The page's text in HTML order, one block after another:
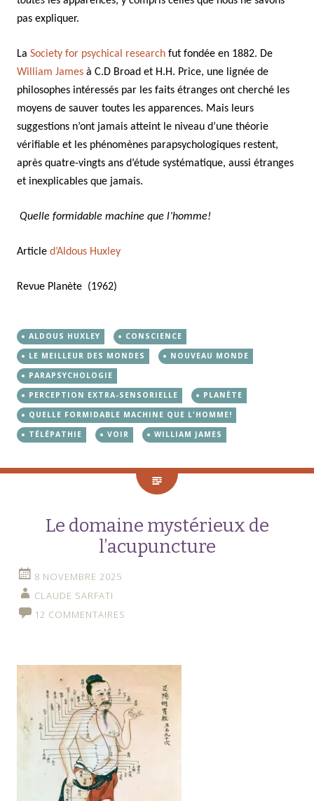
pas expliquer.
La Society for psychical research fut fondée en 1882. De
William James à C.D Broad et H.H. Price, une lignée de
philosophes intéressés par les faits étranges ont cherché les
moyens de sauver toutes les apparences. Mais leurs
suggestions n’ont jamais atteint le niveau d’une théorie
vérifiable et les phénomènes parapsychologiques restent,
après quatre-vingts ans d’étude systématique, aussi étranges
et inexplicables que jamais.
Quelle formidable machine que l’homme!
Article d’Aldous Huxley
Revue Planète (1962)
ALDOUS HUXLEY
CONSCIENCE
LE MEILLEUR DES MONDES
NOUVEAU MONDE
PARAPSYCHOLOGIE
PERCEPTION EXTRA-SENSORIELLE
PLANÈTE
QUELLE FORMIDABLE MACHINE QUE L'HOMME!
TÉLÉPATHIE
VOIR WILLIAM JAMES
Le domaine mystérieux de
l’acupuncture
8 NOVEMBRE 2025
CLAUDE SARFATI
12 COMMENTAIRES